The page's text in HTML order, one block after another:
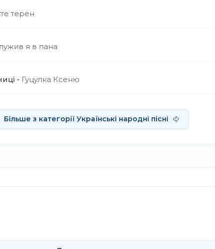
терен
я в пана
Гуцулка Ксеню
Більше з категорії Українські народні пісні